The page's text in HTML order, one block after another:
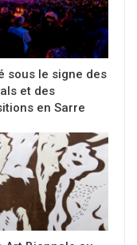
sous le signe des
et des
en Sarre